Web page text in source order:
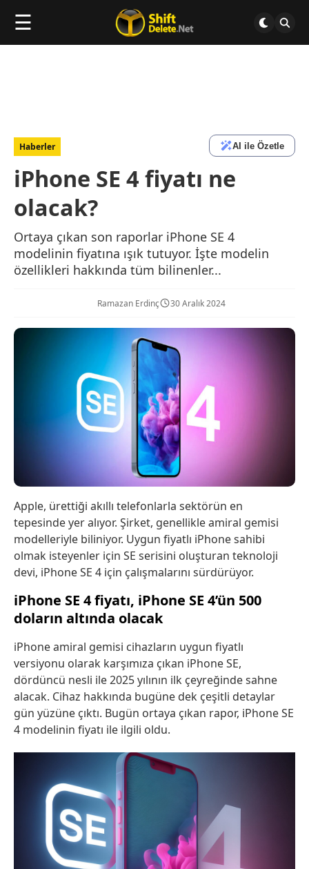
☰
Haberler AI ile Özetle
iPhone SE 4 fiyatı ne
olacak?
Ortaya çıkan son raporlar iPhone SE 4
modelinin fiyatına ışık tutuyor. İşte modelin
özellikleri hakkında tüm bilinenler...
Ramazan Erdinç 30 Aralık 2024
Apple, ürettiği akıllı telefonlarla sektörün en
tepesinde yer alıyor. Şirket, genellikle amiral gemisi
modelleriyle biliniyor. Uygun fiyatlı iPhone sahibi
olmak isteyenler için SE serisini oluşturan teknoloji
devi, iPhone SE 4 için çalışmalarını sürdürüyor.
iPhone SE 4 fiyatı, iPhone SE 4’ün 500
doların altında olacak
iPhone amiral gemisi cihazların uygun fiyatlı
versiyonu olarak karşımıza çıkan iPhone SE,
dördüncü nesli ile 2025 yılının ilk çeyreğinde sahne
alacak. Cihaz hakkında bugüne dek çeşitli detaylar
gün yüzüne çıktı. Bugün ortaya çıkan rapor, iPhone SE
4 modelinin fiyatı ile ilgili oldu.